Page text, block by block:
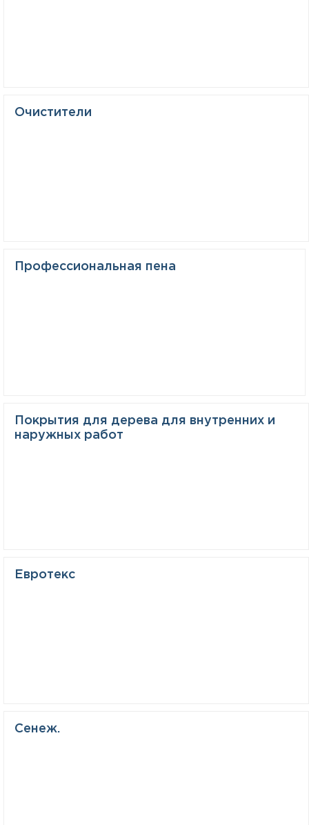
Очистители
Профессиональная пена
Покрытия для дерева для внутренних и
наружных работ
Евротекс
Сенеж.